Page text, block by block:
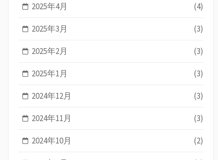
2025年4月 (4)
2025年3月 (3)
2025年2月 (3)
2025年1月 (3)
2024年12月 (3)
2024年11月 (3)
2024年10月 (2)